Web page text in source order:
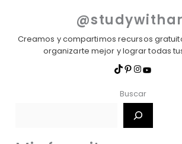
Creamos y compartimos recursos
organizarte mejor y lograr todas
Buscar